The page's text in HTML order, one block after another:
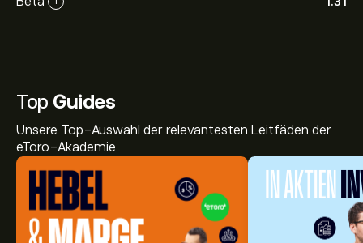
Top Guides
Unsere Top-Auswahl der relevantesten Leitfäden der
eToro-Akademie